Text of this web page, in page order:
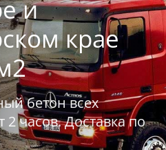
и
крае
бетон всех
2 часов. Доставка по